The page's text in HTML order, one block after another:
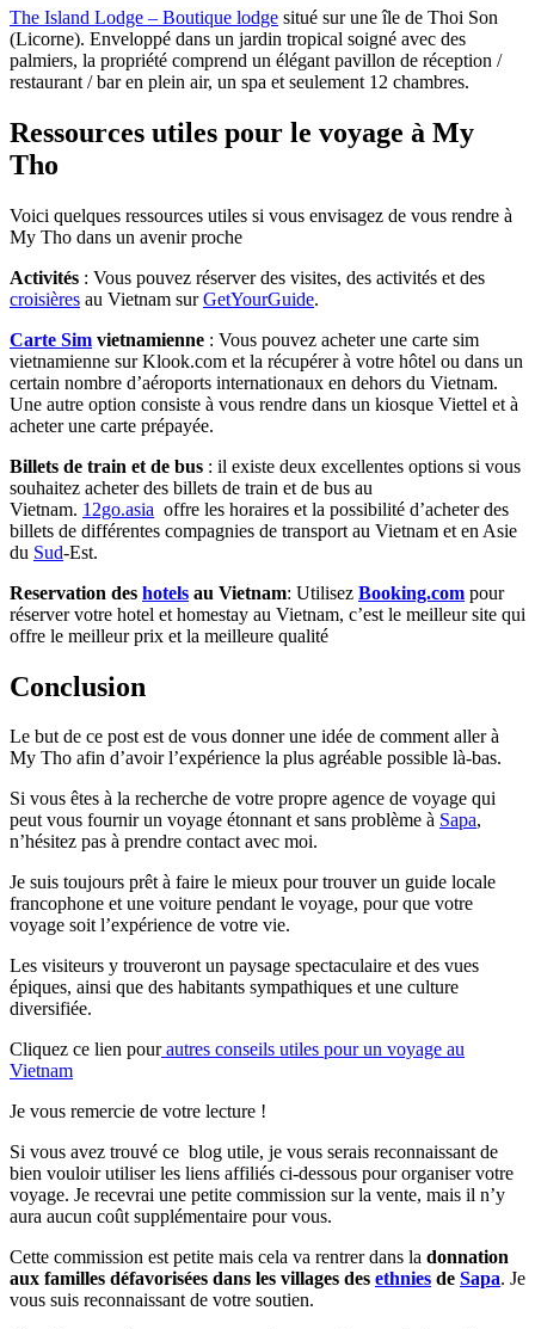
The Island Lodge – Boutique lodge situé sur une île de Thoi Son
(Licorne). Enveloppé dans un jardin tropical soigné avec des
palmiers, la propriété comprend un élégant pavillon de réception /
restaurant / bar en plein air, un spa et seulement 12 chambres.
Ressources utiles pour le voyage à My
Tho
Voici quelques ressources utiles si vous envisagez de vous rendre à
My Tho dans un avenir proche
Activités : Vous pouvez réserver des visites, des activités et des
croisières au Vietnam surGetYourGuide.
Carte Sim vietnamienne : Vous pouvez acheter une carte sim
vietnamienne sur Klook.com et la récupérer à votre hôtel ou dans un
certain nombre d’aéroports internationaux en dehors du Vietnam.
Une autre option consiste à vous rendre dans un kiosque Viettel et à
acheter une carte prépayée.
Billets de train et de bus : il existe deux excellentes options si vous
souhaitez acheter des billets de train et de bus au
Vietnam. 12go.asia offre les horaires et la possibilité d’acheter des
billets de différentes compagnies de transport au Vietnam et en Asie
du Sud-Est.
Reservation des hotels au Vietnam: Utilisez Booking.com pour
réserver votre hotel et homestay au Vietnam, c’est le meilleur site qui
offre le meilleur prix et la meilleure qualité
Conclusion
Le but de ce post est de vous donner une idée de comment aller à
My Tho afin d’avoir l’expérience la plus agréable possible là-bas.
Si vous êtes à la recherche de votre propre agence de voyage qui
peut vous fournir un voyage étonnant et sans problème à Sapa,
n’hésitez pas à prendre contact avec moi.
Je suis toujours prêt à faire le mieux pour trouver un guide locale
francophone et une voiture pendant le voyage, pour que votre
voyage soit l’expérience de votre vie.
Les visiteurs y trouveront un paysage spectaculaire et des vues
épiques, ainsi que des habitants sympathiques et une culture
diversifiée.
Cliquez ce lien pourautres conseils utiles pour un voyage au
Vietnam
Je vous remercie de votre lecture !
Si vous avez trouvé ce blog utile, je vous serais reconnaissant de
bien vouloir utiliser les liens affiliés ci-dessous pour organiser votre
voyage. Je recevrai une petite commission sur la vente, mais il n’y
aura aucun coût supplémentaire pour vous.
Cette commission est petite mais cela va rentrer dans la donnation
aux familles défavorisées dans les villages des ethnies de Sapa. Je
vous suis reconnaissant de votre soutien.